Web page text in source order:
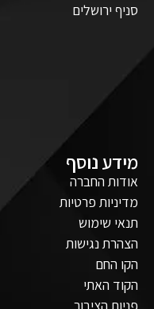
סניף ירושלים
מידע נוסף
אודות החברה
מדיניות פרטיות
תנאי שימוש
הצהרת נגישות
הקו החם
הקוד האתי
פניות הציבור